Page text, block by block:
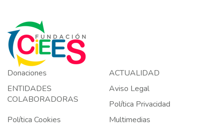
Donaciones
ACTUALIDAD
ENTIDADES
COLABORADORAS
Aviso Legal
Política Privacidad
Política Cookies
Multimedias